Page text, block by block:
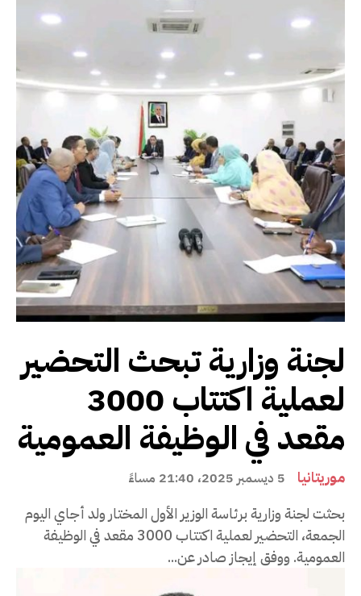
لجنة وزارية تبحث التحضير
لعملية اكتتاب 3000
مقعد في الوظيفة العمومية
موريتانيا 5 ديسمبر 2025، 21:40 مساءً
بحثت لجنة وزارية برئاسة الوزير الأول المختار ولد أجاي اليوم
الجمعة، التحضير لعملية اكتتاب 3000 مقعد في الوظيفة
العمومية. ووفق إيجاز صادر عن...